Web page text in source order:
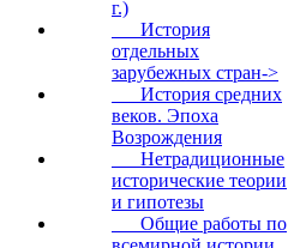
г.)
История
отдельных
зарубежных стран->
История средних
веков. Эпоха
Возрождения
Нетрадиционные
исторические теории
и гипотезы
Общие работы по